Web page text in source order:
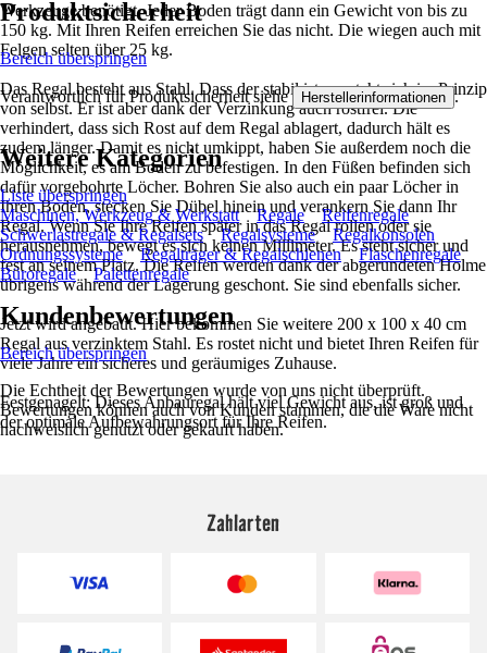
Werkzeuge benötigt. Jeder Boden trägt dann ein Gewicht von bis zu
150 kg. Mit Ihren Reifen erreichen Sie das nicht. Die wiegen auch mit
Felgen selten über 25 kg.
Das Regal besteht aus Stahl. Dass der stabil ist, versteht sich im Prinzip
von selbst. Er ist aber dank der Verzinkung auch rostfrei. Die
verhindert, dass sich Rost auf dem Regal ablagert, dadurch hält es
zudem länger. Damit es nicht umkippt, haben Sie außerdem noch die
Möglichkeit, es am Boden zu befestigen. In den Füßen befinden sich
dafür vorgebohrte Löcher. Bohren Sie also auch ein paar Löcher in
Ihren Boden, stecken Sie Dübel hinein und verankern Sie dann Ihr
Regal. Wenn Sie Ihre Reifen später in das Regal rollen oder sie
herausnehmen, bewegt es sich keinen Millimeter. Es steht sicher und
fest an seinem Platz. Die Reifen werden dank der abgerundeten Holme
übrigens während der Lagerung geschont. Sie sind ebenfalls sicher.
Jetzt wird angebaut. Hier bekommen Sie weitere 200 x 100 x 40 cm
Regal aus verzinktem Stahl. Es rostet nicht und bietet Ihren Reifen für
viele Jahre ein sicheres und geräumiges Zuhause.
Festgenagelt: Dieses Anbauregal hält viel Gewicht aus, ist groß und
der optimale Aufbewahrungsort für Ihre Reifen.
Produktsicherheit
Bereich überspringen
Verantwortlich für Produktsicherheit siehe Herstellerinformationen .
Weitere Kategorien
Liste überspringen
Maschinen, Werkzeug & Werkstatt
Regale
Reifenregale
Schwerlastregale & Regalsets
Regalsysteme
Regalkonsolen
Ordnungssysteme
Regalträger & Regalschienen
Flaschenregale
Büroregale
Palettenregale
Kundenbewertungen
Bereich überspringen
Die Echtheit der Bewertungen wurde von uns nicht überprüft.
Bewertungen können auch von Kunden stammen, die die Ware nicht
nachweislich genutzt oder gekauft haben.
Zahlarten